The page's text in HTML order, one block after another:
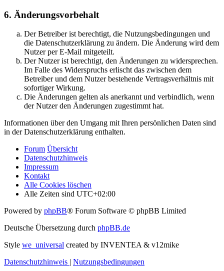
6. Änderungsvorbehalt
Der Betreiber ist berechtigt, die Nutzungsbedingungen und
die Datenschutzerklärung zu ändern. Die Änderung wird dem
Nutzer per E-Mail mitgeteilt.
Der Nutzer ist berechtigt, den Änderungen zu widersprechen.
Im Falle des Widerspruchs erlischt das zwischen dem
Betreiber und dem Nutzer bestehende Vertragsverhältnis mit
sofortiger Wirkung.
Die Änderungen gelten als anerkannt und verbindlich, wenn
der Nutzer den Änderungen zugestimmt hat.
Informationen über den Umgang mit Ihren persönlichen Daten sind
in der Datenschutzerklärung enthalten.
Forum Übersicht
Datenschutzhinweis
Impressum
Kontakt
Alle Cookies löschen
Alle Zeiten sind UTC+02:00
Powered by phpBB® Forum Software © phpBB Limited
Deutsche Übersetzung durch phpBB.de
Style we_universal created by INVENTEA & v12mike
Datenschutzhinweis | Nutzungsbedingungen